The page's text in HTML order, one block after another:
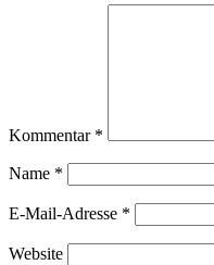
Kommentar *
Name *
E-Mail-Adresse *
Website